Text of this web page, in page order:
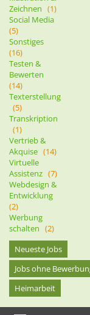
Zeichnen (1)
Social Media
(5)
Sonstiges
(16)
Testen &
Bewerten
(14)
Texterstellung
(5)
Transkription
(1)
Vertrieb &
Akquise (14)
Virtuelle
Assistenz (7)
Webdesign &
Entwicklung
(2)
Werbung
schalten (2)
Neueste Jobs
Jobs ohne
Heimarbeit